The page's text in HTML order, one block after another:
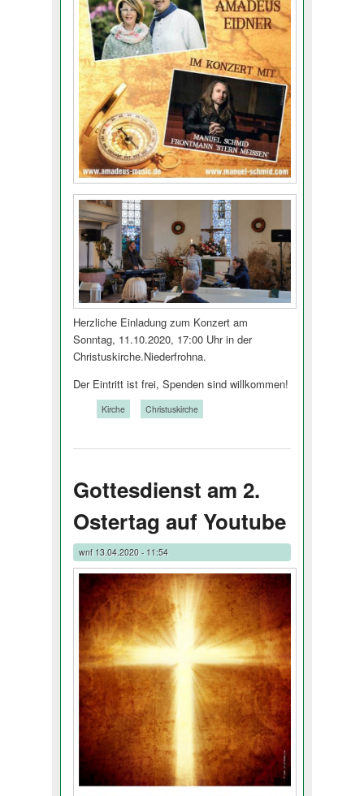
Herzliche Einladung zum Konzert am
Sonntag, 11.10.2020, 17:00 Uhr in der
Christuskirche­.Niederfrohna.
Der Eintritt ist frei, Spenden sind willkommen!
Kirche Christuskirche
Gottesdienst am 2.
Ostertag auf Youtube
wnf13.04.2020 - 11:54